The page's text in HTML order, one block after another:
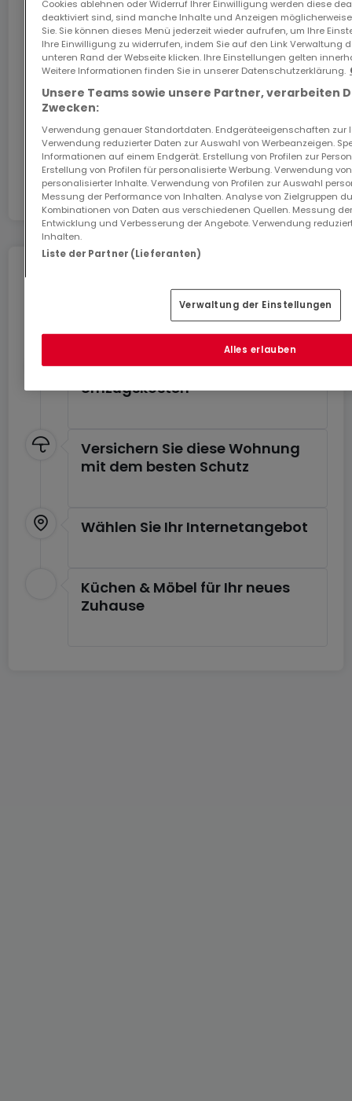
Das GiGA Internet: Internet zu Hause
Sichern Sie sich mit dem Code ATHOME26 einen
Monat kostenloses Internet im schnellsten Netz
Luxemburgs.
In Zusammenarbeit mit
Umziehen ohne Stress
Sie können von Dienstleistungen für einen
stressfreien Umzug profitieren.
Schätzen Sie Ihre
Umzugskosten
Versichern Sie diese Wohnung
mit dem besten Schutz
Wählen Sie Ihr Internetangebot
Küchen & Möbel für Ihr neues
Zuhause
Cookies ablehnen oder Widerruf Ihrer Einwilligung werden diese
deaktiviert sind, sind manche Inhalte und Anzeigen
Sie. Sie können dieses Menü jederzeit wieder aufrufen, um Ihre
Ihre Einwilligung zu widerrufen, indem Sie auf den Link Verwaltung
unteren Rand der Webseite klicken. Ihre Einstellungen gelten
Weitere Informationen finden Sie in unserer Datenschutzerklärung.
Unsere Teams sowie unsere Partner, verarbeiten
Zwecken:
Verwendung genauer Standortdaten. Endgeräteeigenschaften zur
Verwendung reduzierter Daten zur Auswahl von Werbeanzeigen.
Informationen auf einem Endgerät. Erstellung von Profilen zur
Erstellung von Profilen für personalisierte Werbung. Verwendung
personalisierter Inhalte. Verwendung von Profilen zur Auswahl
Messung der Performance von Inhalten. Analyse von Zielgruppen
Kombinationen von Daten aus verschiedenen Quellen. Messung
Entwicklung und Verbesserung der Angebote. Verwendung
Inhalten.
Liste der Partner (Lieferanten)
Verwaltung der Einstellungen
Alles erlauben